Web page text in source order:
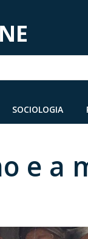
SOCIOLOGIA
e a